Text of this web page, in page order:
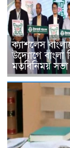
ক্যাশলেস
উদ্যোগে বাংলা
মতবিনিময় সভা